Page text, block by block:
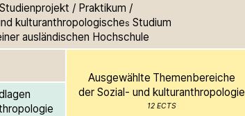
Studienprojekt / Praktikum /
kulturanthropologisches Studium
ausländischen Hochschule
Ausgewählte Themenbereiche
der Sozial- und kulturanthropologie
12 ECTS